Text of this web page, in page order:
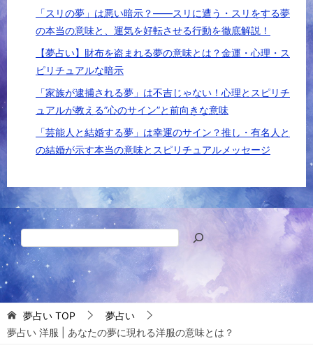
「スリの夢」は悪い暗示？――スリに遭う・スリをする夢
の本当の意味と、運気を好転させる行動を徹底解説！
【夢占い】財布を盗まれる夢の意味とは？金運・心理・ス
ピリチュアルな暗示
「家族が逮捕される夢」は不吉じゃない！心理とスピリチ
ュアルが教える”心のサイン”と前向きな意味
「芸能人と結婚する夢」は幸運のサイン？推し・有名人と
の結婚が示す本当の意味とスピリチュアルメッセージ
索
夢占い TOP
夢占い
夢占い 洋服 | あなたの夢に現れる洋服の意味とは？